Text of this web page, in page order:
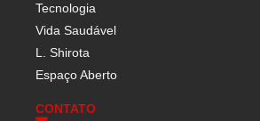
Tecnologia
Vida Saudável
L. Shirota
Espaço Aberto
CONTATO